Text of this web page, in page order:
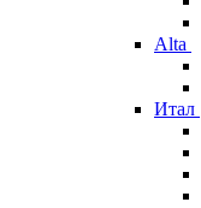
Alta
Итал